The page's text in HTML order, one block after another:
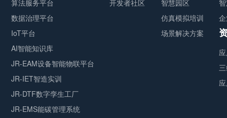
算法服务平台
数据治理平台
IoT平台
AI智能知识库
JR-EAM设备智能物联平台
JR-IET智造实训
JR-DTF数字孪生工厂
JR-EMS能碳管理系统
开发者社区
智慧园区
仿真模拟培训
场景解决方案